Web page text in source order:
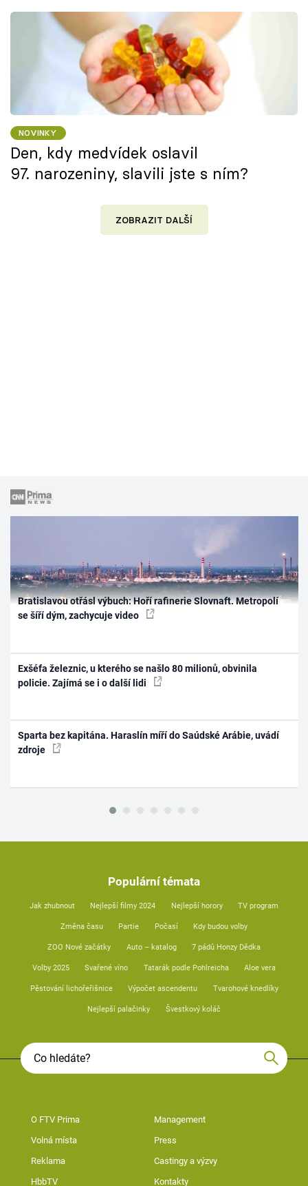
NOVINKY
Den, kdy medvídek oslavil
97. narozeniny, slavili jste s ním?
ZOBRAZIT DALŠÍ
Bratislavou otřásl výbuch: Hoří rafinerie Slovnaft. Metropolí
se šíří dým, zachycuje video
Exšéfa železnic, u kterého se našlo 80 milionů, obvinila
policie. Zajímá se i o další lidi
Sparta bez kapitána. Haraslín míří do Saúdské Arábie, uvádí
zdroje
Populární témata
Jak zhubnout Nejlepší filmy 2024 Nejlepší horory TV program
Změna času Partie Počasí Kdy budou volby
ZOO Nové začátky Auto – katalog 7 pádů Honzy Dědka
Volby 2025 Svařené víno Tatarák podle Pohlreicha Aloe vera
Pěstování lichořeřišnice Výpočet ascendentu Tvarohové knedlíky
Nejlepší palačinky Švestkový koláč
O FTV Prima Management
Volná místa Press
Reklama Castingy a výzvy
HbbTV Kontakty